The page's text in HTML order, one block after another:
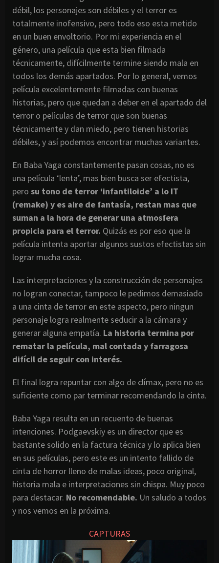
débil, los personajes son débiles y el terror es
totalmente inofensivo, pero todo eso esta metido
en un buen envoltorio. Por mi experiencia en el
género, una película que esta bien filmada
técnicamente, difícilmente termine siendo mala en
todos los demás apartados. Por lo general, vemos
película excelentemente filmadas con buenas
historias, pero que quedan a deber en el apartado del
terror o películas de terror que son buenas
técnicamente y dan miedo, pero tienen historias
débiles, y así podemos encontrar muchas variantes.
En Baba Yaga constantemente pasan cosas, no es
una película ‘lenta’, mas bien busca ser efectista,
pero su tono de terror ‘infantiloide’ a lo IT
(remake) y es aire de fantasía, restan mas que
suman a la hora de generar una atmosfera
propicia para el terror. Quizás es por eso que la
película intenta aportar algunos sustos efectistas sin
lograr mucha cosa.
Las interpretaciones y la construcción de personajes
no logran conectar, tampoco le pedimos demasiado
a una cinta de terror en este aspecto, pero ningun
personaje logra realmente seducir a la cámara y
generar alguna empatía. La historia termina por
rematar la película, mal contada y farragosa
difícil de seguir con interés.
El final logra repuntar con algo de clímax, pero no es
suficiente como par terminar recomendando la cinta.
Baba Yaga resulta en un recuento de buenas
intenciones. Podgaevskiy es un director que es
bastante solido en la factura técnica y lo aplica bien
en sus películas, pero este es un intento fallido de
cinta de horror lleno de malas ideas, poco original,
historia mala e interpretaciones sin chispa. Muy poco
para destacar. No recomendable. Un saludo a todos
y nos vemos en la próxima.
CAPTURAS